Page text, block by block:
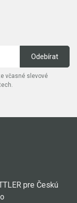
včasné slevové
pre Českú